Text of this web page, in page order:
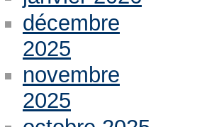
décembre
2025
novembre
2025